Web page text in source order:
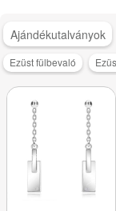
Ajándékutalványok
Ezüst fülbevaló